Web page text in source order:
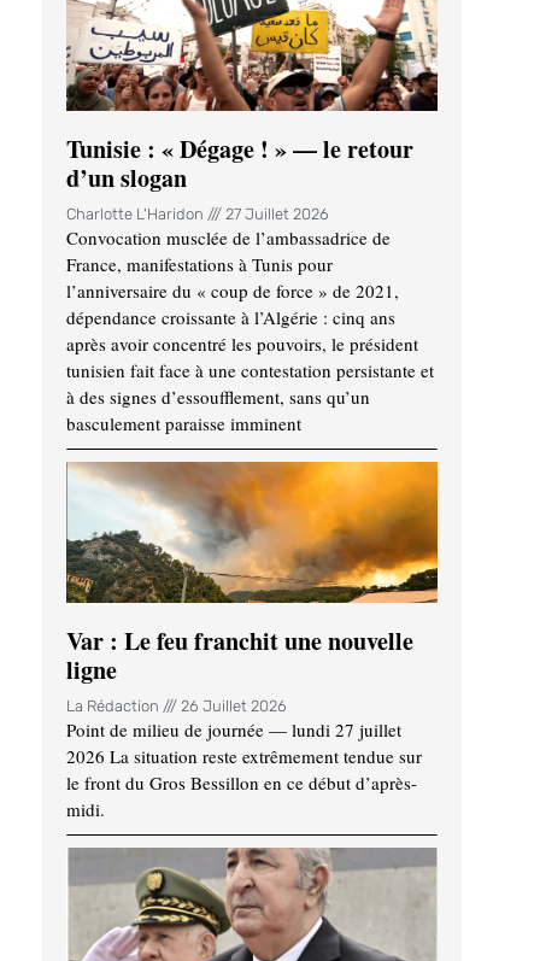
Tunisie : « Dégage ! » — le retour
d’un slogan
Charlotte L'Haridon 27 Juillet 2026
Convocation musclée de l’ambassadrice de
France, manifestations à Tunis pour
l’anniversaire du « coup de force » de 2021,
dépendance croissante à l’Algérie : cinq ans
après avoir concentré les pouvoirs, le président
tunisien fait face à une contestation persistante et
à des signes d’essoufflement, sans qu’un
basculement paraisse imminent
Var : Le feu franchit une nouvelle
ligne
La Rédaction 26 Juillet 2026
Point de milieu de journée — lundi 27 juillet
2026 La situation reste extrêmement tendue sur
le front du Gros Bessillon en ce début d’après-
midi.